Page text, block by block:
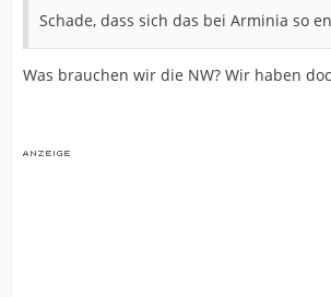
Schade, dass sich das bei Arminia so
Was brauchen wir die NW? Wir haben